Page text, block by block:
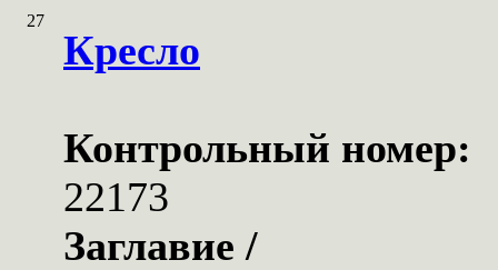
27
Кресло
Контрольный номер:
22173
Заглавие /